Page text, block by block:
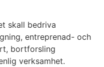
skall bedriva
entreprenad- och
bortforsling
verksamhet.